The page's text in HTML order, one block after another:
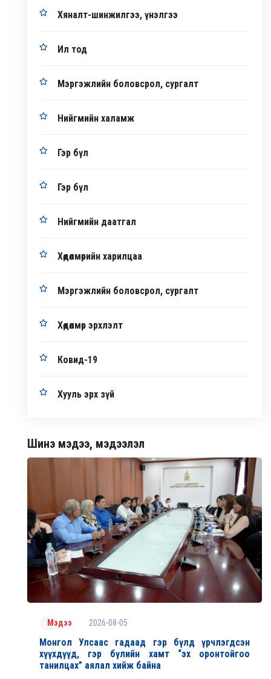
Хяналт-шинжилгээ, үнэлгээ
Ил тод
Мэргэжлийн боловсрол, сургалт
Нийгмийн халамж
Гэр бүл
Гэр бүл
Нийгмийн даатгал
Хөдөлмөрийн харилцаа
Мэргэжлийн боловсрол, сургалт
Хөдөлмөр эрхлэлт
Ковид-19
Хууль эрх зүй
Шинэ мэдээ, мэдээлэл
Мэдээ 2026-08-05
Монгол Улсаас гадаад гэр бүлд үрчлэгдсэн
хүүхдүүд, гэр бүлийн хамт “эх оронтойгоо
танилцах” аялал хийж байна